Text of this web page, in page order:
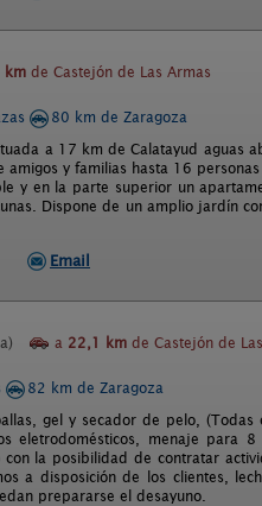
km de Castejón de Las Armas
80 km de Zaragoza
a 17 km de Calatayud aguas
y familias hasta 16
y en la parte superior un
Dispone de un amplio jardín
Email
a 22,1 km de Castejón de Las
82 km de Zaragoza
gel y secador de pelo, (Todas
eletrodomésticos, menaje para
la posibilidad de contratar
a disposición de los clientes,
prepararse el desayuno.